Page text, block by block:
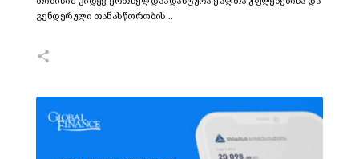
გენდერული თანასწორობის…